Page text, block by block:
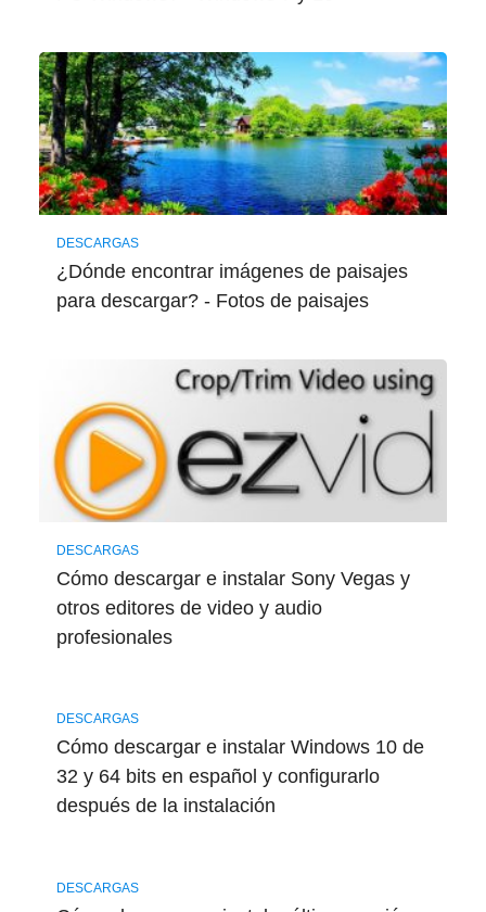
DESCARGAS
¿Dónde encontrar imágenes de paisajes
para descargar? - Fotos de paisajes
DESCARGAS
Cómo descargar e instalar Sony Vegas y
otros editores de video y audio
profesionales
DESCARGAS
Cómo descargar e instalar Windows 10 de
32 y 64 bits en español y configurarlo
después de la instalación
DESCARGAS